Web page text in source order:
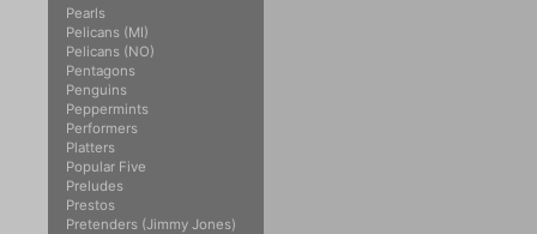
Pearls
Pelicans (MI)
Pelicans (NO)
Pentagons
Penguins
Peppermints
Performers
Platters
Popular Five
Preludes
Prestos
Pretenders (Jimmy Jones)